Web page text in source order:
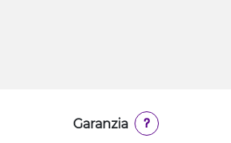
Garanzia
?